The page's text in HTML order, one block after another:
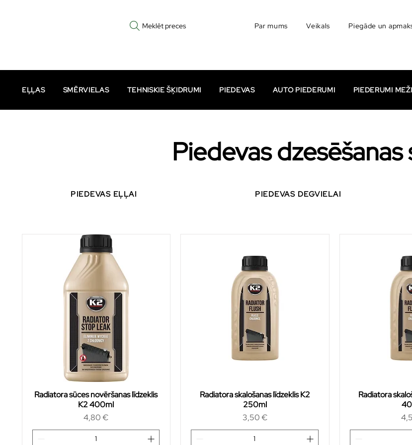
Meklēt preces Par mums Veikals Piegāde un
EĻĻAS SMĒRVIELAS TEHNISKIE ŠĶIDRUMI PIEDEVAS AUTO PIEDERUMI PIEDERUMI
Piedevas dzesēšanas
PIEDEVAS EĻĻAI PIEDEVAS DEGVIELAI
Radiatora sūces novēršanas līdzeklis
K2 400ml
Cena
4,80 €
Radiatora skalošanas līdzeklis K2
250ml
Cena
3,50 €
Radiatora